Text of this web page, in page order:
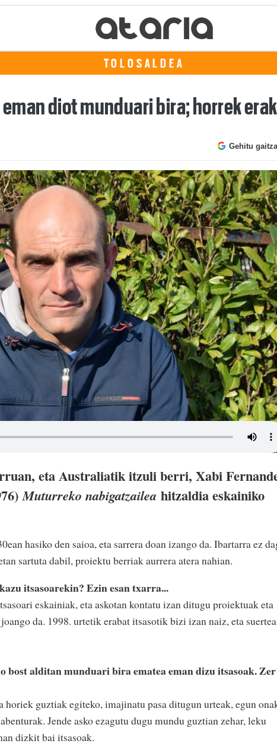
TOLOSALDEA
diot munduari bira; horrek
Gehitu
eta Australiatik itzuli berri, Xabi
Muturreko nabigatzailea hitzaldia eskainiko
hasiko den saioa, eta sarrera doan izango da. Ibartarra ez
sartuta dabil, proiektu berriak aurrera atera nahian.
itsasoarekin? Ezin esan txarra...
eskainiak, eta askotan kontatu izan ditugu proiektuak eta
da. 1998. urtetik erabat itsasotik bizi izan naiz, eta suertea
bost alditan munduari bira ematea eman dizu itsasoak. Zer
horiek guztiak egiteko, imajinatu pasa ditugun urteak, egun
Jende asko ezagutu dugu mundu guztian zehar, leku
dizkit bai itsasoak.